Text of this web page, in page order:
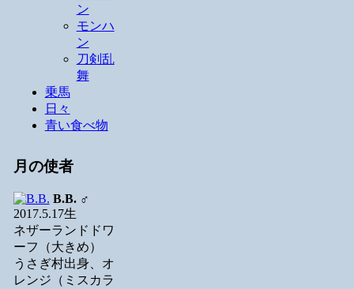
ン
モンハ
ン
刀剣乱
舞
乗馬
日々
青い食べ物
月の使者
B.B.♂
2017.5.17生
ネザーランドドワ
ーフ（大きめ）
うさぎ村出身、オ
レンジ（ミスカラ